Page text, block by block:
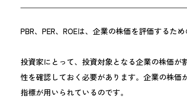
PBR、PER、ROEは、企業の株価を評価するた
投資家にとって、投資対象となる企業の株価
性を確認しておく必要があります。企業の株
指標が用いられているのです。